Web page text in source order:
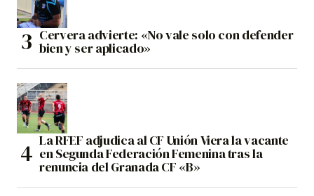
Cervera advierte: «No vale solo con defender
bien y ser aplicado»
La RFEF adjudica al CF Unión Viera la vacante
en Segunda Federación Femenina tras la
renuncia del Granada CF «B»